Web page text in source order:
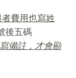
費用也寫姓
後五碼
備註，才會顯